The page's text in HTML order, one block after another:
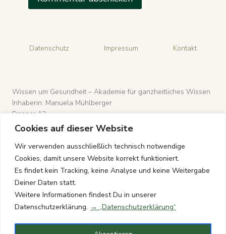
Cookies auf dieser Website
Wir verwenden ausschließlich technisch notwendige
Cookies, damit unsere Website korrekt funktioniert.
Es findet kein Tracking, keine Analyse und keine Weitergabe
Deiner Daten statt.
Weitere Informationen findest Du in unserer
Datenschutzerklärung. → „Datenschutzerklärung“
Datenschutz Impressum Kontakt
Wissen um Gesundheit – Akademie für ganzheitliches Wissen
Inhaberin: Manuela Mühlberger
Danner 12
4971 Aurolzmünster, Österreich
E-Mail: wissen-um-gesundheit@gmx.de
Telefon: +43 176 8411 9281
© 2026 Wissen um Gesundheit – Alle Rechte vorbehalten